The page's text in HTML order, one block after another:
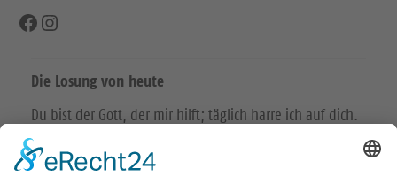
Facebook
Instagram
Die Losung von heute
Du bist der Gott, der mir hilft; täglich harre ich auf dich.
Psalm 25,5
Bittet, so wird euch gegeben; suchet, so werdet ihr